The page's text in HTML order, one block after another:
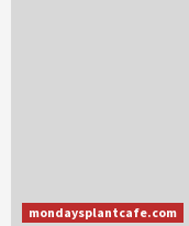
mondaysplantcafe.com